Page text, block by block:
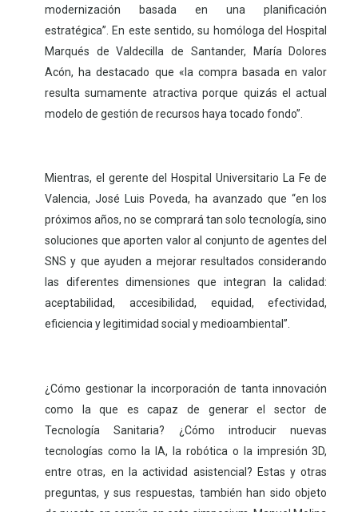
modernización basada en una planificación
estratégica”. En este sentido, su homóloga del Hospital
Marqués de Valdecilla de Santander, María Dolores
Acón, ha destacado que «la compra basada en valor
resulta sumamente atractiva porque quizás el actual
modelo de gestión de recursos haya tocado fondo”.
Mientras, el gerente del Hospital Universitario La Fe de
Valencia, José Luis Poveda, ha avanzado que “en los
próximos años, no se comprará tan solo tecnología, sino
soluciones que aporten valor al conjunto de agentes del
SNS y que ayuden a mejorar resultados considerando
las diferentes dimensiones que integran la calidad:
aceptabilidad, accesibilidad, equidad, efectividad,
eficiencia y legitimidad social y medioambiental”.
¿Cómo gestionar la incorporación de tanta innovación
como la que es capaz de generar el sector de
Tecnología Sanitaria? ¿Cómo introducir nuevas
tecnologías como la IA, la robótica o la impresión 3D,
entre otras, en la actividad asistencial? Estas y otras
preguntas, y sus respuestas, también han sido objeto